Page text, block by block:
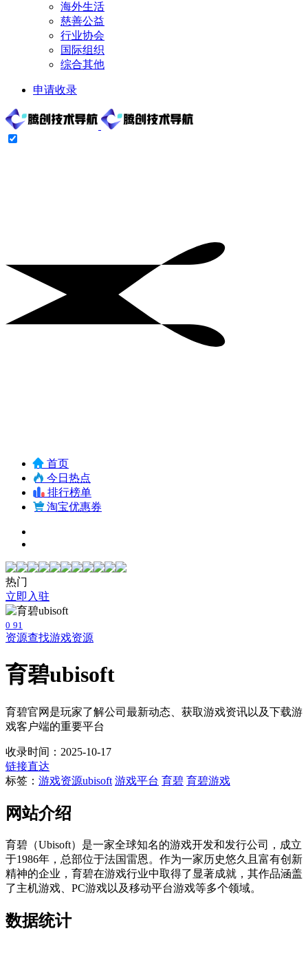
海外生活
慈善公益
行业协会
国际组织
综合其他
申请收录
首页
今日热点
排行榜单
淘宝优惠券
热门
立即入驻
0 91
资源查找游戏资源
育碧ubisoft
育碧官网是玩家了解公司最新动态、获取游戏资讯以及下载游
戏客户端的重要平台
收录时间：2025-10-17
链接直达
标签： 游戏资源ubisoft 游戏平台 育碧 育碧游戏
网站介绍
育碧（Ubisoft）是一家全球知名的游戏开发和发行公司，成立
于1986年，总部位于法国雷恩。作为一家历史悠久且富有创新
精神的企业，育碧在游戏行业中取得了显著成就，其作品涵盖
了主机游戏、PC游戏以及移动平台游戏等多个领域。
数据统计